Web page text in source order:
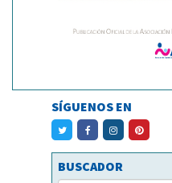
SÍGUENOS EN
BUSCADOR